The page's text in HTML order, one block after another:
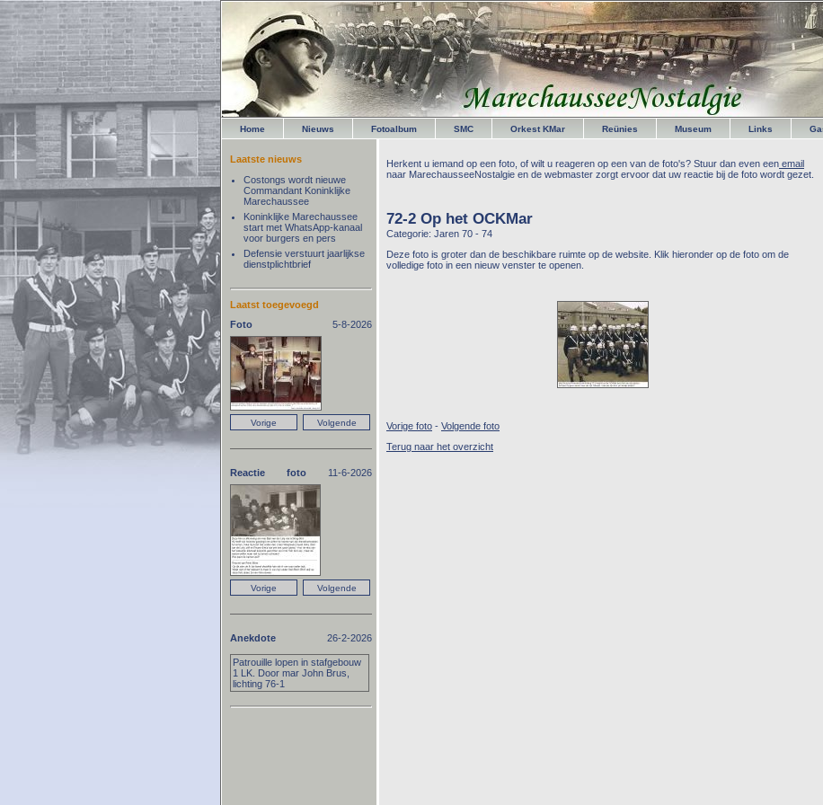
Home Nieuws Fotoalbum SMC Orkest KMar Reünies Museum Links
Herkent u iemand op een foto, of wilt u reageren op een van de foto's? Stuur dan even een email
naar MarechausseeNostalgie en de webmaster zorgt ervoor dat uw reactie bij de foto wordt gezet.
72-2 Op het OCKMar
Categorie: Jaren 70 - 74
Deze foto is groter dan de beschikbare ruimte op de website. Klik hieronder op de foto om de
volledige foto in een nieuw venster te openen.
Vorige foto - Volgende foto
Terug naar het overzicht
Laatste nieuws
Costongs wordt nieuwe
Commandant Koninklijke
Marechaussee
Koninklijke Marechaussee
start met WhatsApp-kanaal
voor burgers en pers
Defensie verstuurt jaarlijkse
dienstplichtbrief
Laatst toegevoegd
Foto
5-8-2026
Reactie foto 11-6-2026
Anekdote 26-2-2026
Patrouille lopen in stafgebouw
1 LK. Door mar John Brus,
lichting 76-1